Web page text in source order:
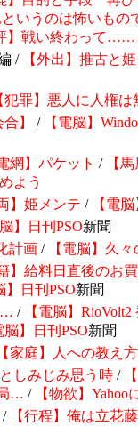
というのは怖いも
】戦い終わって……
/
【外出】推古と
犯罪】悪人に人権は
合】 /
【電脳】
網】パケット /
【
よう
】姫メンテ /
【電
脳】日刊 PSO新聞
計画 /
【電脳】久
】給料日直後のお
】日刊 PSO新聞
/ 【電脳】 RioVolt2
脳】日刊 PSO新聞
【家庭】人への教え方
しみじみ思う時 /
… /
【物欲】
/
【行程】俺は立花